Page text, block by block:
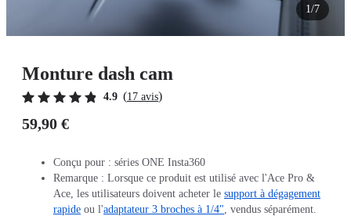
1/7
Monture dash cam
4.9 (17 avis)
59,90 €
Conçu pour : séries ONE Insta360
Remarque : Lorsque ce produit est utilisé avec l'Ace Pro &
Ace, les utilisateurs doivent acheter le support à dégagement
rapide ou l'adaptateur 3 broches à 1/4", vendus séparément.